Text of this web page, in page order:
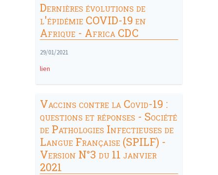
Dernières évolutions de
l'épidémie COVID-19 en
Afrique - Africa CDC
29/01/2021
lien
Vaccins contre la Covid-19 :
questions et réponses - Société
de Pathologies Infectieuses de
Langue Française (SPILF) -
Version N°3 du 11 janvier
2021